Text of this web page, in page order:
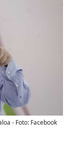
- Foto: Facebook